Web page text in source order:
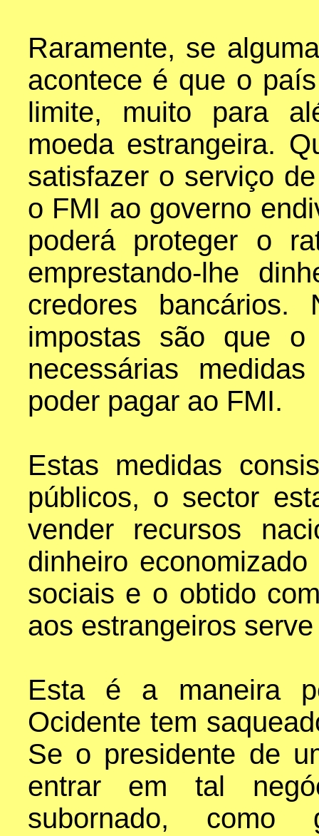
Raramente, se
acontece é que o
limite, muito para
moeda estrangeira.
satisfazer o serviço
o FMI ao governo
poderá proteger o
emprestando-lhe
credores bancários.
impostas são que o
necessárias
poder pagar ao FMI.
Estas medidas
públicos, o sector
vender recursos
dinheiro
sociais e o obtido
aos estrangeiros
Esta é a maneira
Ocidente tem
Se o presidente de
entrar em tal
subornado, como